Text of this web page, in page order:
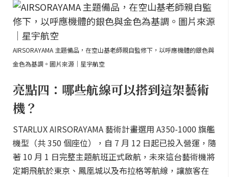
AIRSORAYAMA 主題備品，在空山基老師親自監修下，以呼應機體的銀色與
金色為基調。圖片來源｜星宇航空
亮點四：哪些航線可以搭到這架藝術
機？
STARLUX AIRSORAYAMA 藝術計畫選用 A350-1000 旗艦
機型（共 350 個座位），自 7 月 12 日起已投入營運，隨
著 10 月 1 日完整主題航班正式啟航，未來這台藝術機將
定期飛航於東京、鳳凰城以及布拉格等航線，讓旅客在